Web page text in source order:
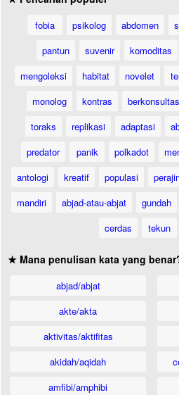
fobia psikolog abdomen
pantun
suvenir komoditas
mengoleksi
habitat novelet
monolog
kontras
toraks
replikasi adaptasi
predator
panik polkadot
antologi
kreatif populasi
mandiri
abjad-atau-abjat gundah
cerdas
tekun
★ Mana penulisan kata yang
abjad/abjat
akte/akta
aktivitas/aktifitas
akidah/aqidah
amfibi/amphibi